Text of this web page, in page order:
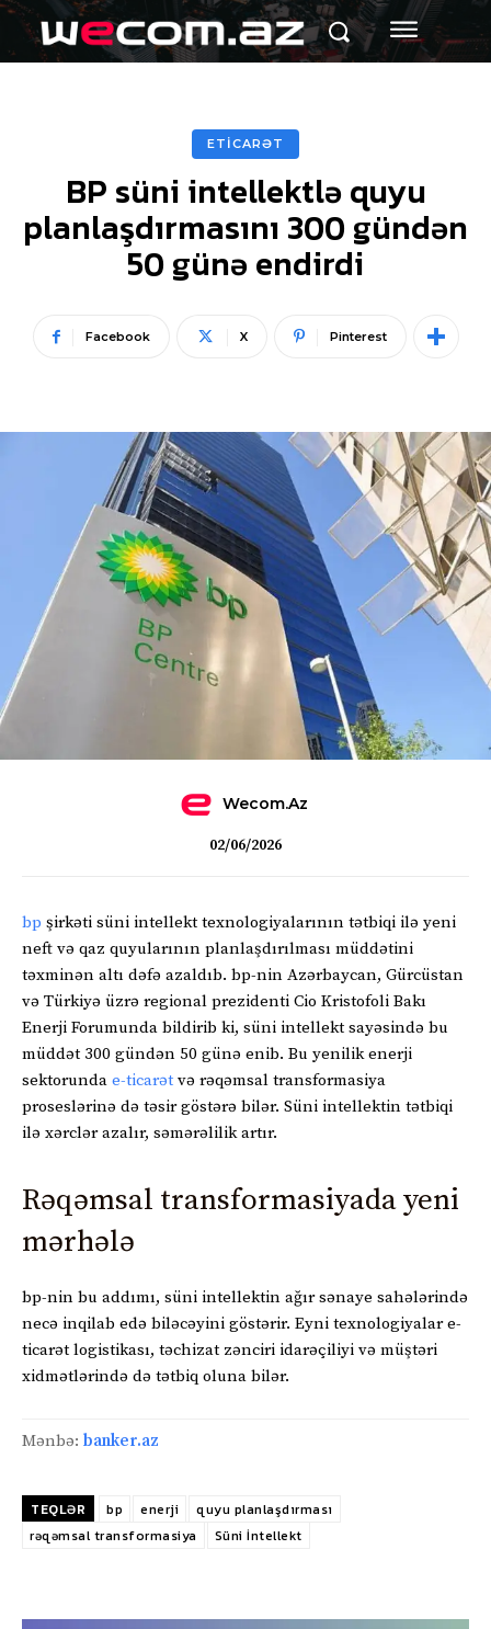
ETİCARƏT
BP süni intellektlə quyu
planlaşdırmasını 300 gündən
50 günə endirdi
Facebook X Pinterest
Wecom.az
02/06/2026
bp şirkəti süni intellekt texnologiyalarının tətbiqi ilə yeni
neft və qaz quyularının planlaşdırılması müddətini
təxminən altı dəfə azaldıb. bp-nin Azərbaycan, Gürcüstan
və Türkiyə üzrə regional prezidenti Cio Kristofoli Bakı
Enerji Forumunda bildirib ki, süni intellekt sayəsində bu
müddət 300 gündən 50 günə enib. Bu yenilik enerji
sektorunda e-ticarət və rəqəmsal transformasiya
proseslərinə də təsir göstərə bilər. Süni intellektin tətbiqi
ilə xərclər azalır, səmərəlilik artır.
Rəqəmsal transformasiyada yeni
mərhələ
bp-nin bu addımı, süni intellektin ağır sənaye sahələrində
necə inqilab edə biləcəyini göstərir. Eyni texnologiyalar e-
ticarət logistikası, təchizat zənciri idarəçiliyi və müştəri
xidmətlərində də tətbiq oluna bilər.
Mənbə: banker.az
TEQLƏR bp enerji
quyu planlaşdırması
rəqəmsal transformasiya
Süni İntellekt